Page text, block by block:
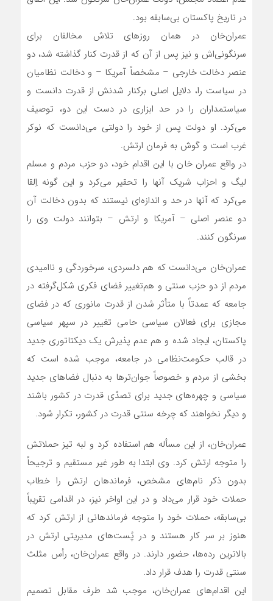
در تاریخ پاکستان بی‌سابقه بود.
عمران‌خان در همان روزهای تلاش مخالفان برای
سرنگونی‌اش و نیز پس از آن که از قدرت کنار گذاشته شد، دو
عنصر دخالت خارجی – مشخصاً آمریکا – و دخالت نظامیان
در سیاست را، دلایل اصلی برکنار شدنش از قدرت دانست و
سیاستمداران را در حد ابزاری در دست این دو، توصیف
می‌کرد. او دولت پس از خود را دولتی می‌دانست که نوکر
غرب است و گوش به فرمان ارتش.
در واقع عمران خان با این اقدام خود، دو حزب مردم و مسلم
لیگ و احزاب شریک آنها را تحقیر می‌کرد و این گونه اِلقا
می‌کرد که آنها در حد و اندازه‌ای نیستند که بدون دخالت آن
دو عنصر اصلی – آمریکا و ارتش – بتوانند دولت وی را
سرنگون کنند.
عمران‌خان می‌دانست که هم دلسردی، سرخوردگی و ناامیدی
مردم از دو حزب سنتی و هم‌تغییر فضای فکری شکل‌گرفته در
جامعه که عمدتاً با متأثر شدن از قدرت مانوری که در فضای
مجازی برای فعالان سیاسی حامی تغییر در سپهر سیاسی
پاکستان، ایجاد شده و هم عدم پذیرش یک دیکتاتوری جدید
در قالب حکومت‌نظامی در جامعه، موجب شده است که
بخشی از مردم و خصوصاً جوان‌ترها به دنبال فضاهای جدید
سیاسی و چهره‌های جدید برای تصدّی قدرت در کشور باشند
و دیگر نخواهند که چرخه سنتی قدرت در کشور، تکرار شود.
عمران‌خان، از این مسأله هم استفاده کرد و لبه تیز حملاتش
را متوجه ارتش کرد. وی ابتدا به طور غیر مستقیم و ترجیحاً
بدون ذکر نام‌های مشخص، فرماندهان ارتش را خطاب
حملات خود قرار می‌داد و در این اواخر نیز، در اقدامی تقریباً
بی‌سابقه، حملات خود را متوجه فرماندهانی از ارتش کرد که
هنوز بر سر کار هستند و در پُست‌های مدیریتی ارتش در
بالاترین رده‌ها، حضور دارند. در واقع عمران‌خان، رأس مثلث
سنتی قدرت را هدف قرار داد.
این اقدام‌های عمران‌خان، موجب شد طرف مقابل تصمیم